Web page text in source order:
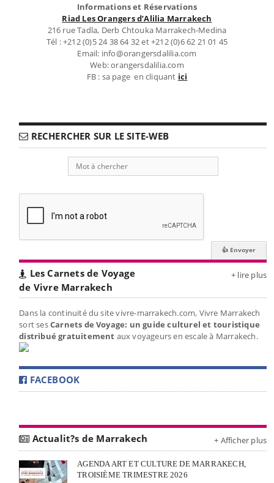
Informations et Réservations
Riad Les Orangers d’Alilia Marrakech
216 rue Tadla, Derb Chtouka Marrakech-Medina
Tél : +212 (0)5 24 38 64 32 et +212 (0)6 62 21 01 45
Email: info@orangersdalilia.com
Web: orangersdalilia.com
FB : sa page en cliquant ici
RECHERCHER SUR LE SITE-WEB
Les Carnets de Voyage
de Vivre Marrakech
+ lire plus
Dans la continuité du site vivre-marrakech.com, Vivre Marrakech
sort sesCarnets de Voyage: un guide culturel et touristique
distribué gratuitement aux voyageurs en escale à Marrakech.
FACEBOOK
Actualit?s de Marrakech + Afficher plus
AGENDA ART ET CULTURE DE MARRAKECH,
TROISIÈME TRIMESTRE 2026